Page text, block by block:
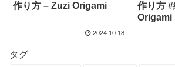
作り方 – Zuzi Origami
2024.10.18
作り方
Origami
タグ